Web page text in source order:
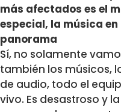
más afectados es el
especial, la música
panorama
Sí, no solamente
también los músicos,
de audio, todo el
vivo. Es desastroso y